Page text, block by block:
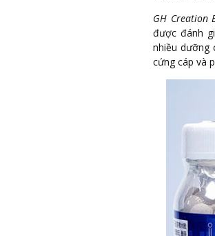
GH Creation
được đánh
nhiều dưỡng
cứng cáp và